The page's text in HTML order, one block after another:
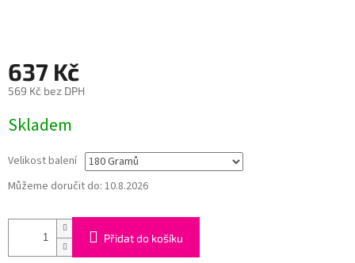
637 Kč
569 Kč bez DPH
cena:
Skladem
Velikost balení
Můžeme doručit do: 10.8.2026
Přidat do košíku